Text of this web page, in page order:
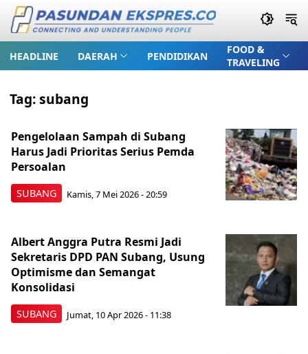
HEADLINE DAERAH PENDIDIKAN
FOOD &
TRAVELING
Tag:subang
SUBANG
Pengelolaan Sampah di Subang
Harus Jadi Prioritas Serius Pemda
Persoalan
Kamis, 7 Mei 2026 - 20:59
SUBANG
Albert Anggra Putra Resmi Jadi
Sekretaris DPD PAN Subang, Usung
Optimisme dan Semangat
Konsolidasi
Jumat, 10 Apr 2026 - 11:38